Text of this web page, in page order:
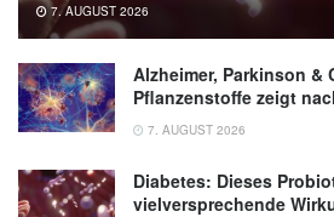
7. AUGUST 2026
Alzheimer, Parkinson &
Pflanzenstoffe zeigt
7. AUGUST 2026
Diabetes: Dieses
vielversprechende